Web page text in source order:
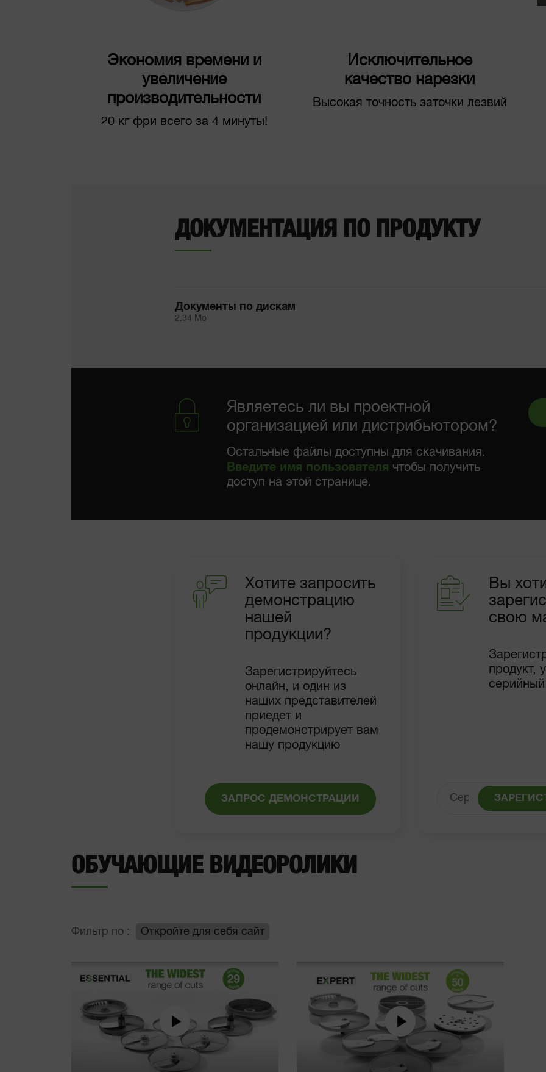
Экономия времени и
увеличение
производительности
20 кг фри всего за 4 минуты!
Исключительное
качество нарезки
Высокая точность заточки лезвий
ДОКУМЕНТАЦИЯ ПО ПРОДУКТУ
Документы по дискам
2.34 Mo
Являетесь ли вы проектной
организацией или дистрибьютором?
Остальные файлы доступны для скачивания.
Введите имя пользователя чтобы получить
доступ на этой странице.
Хотите запросить
демонстрацию
нашей
продукции?
Зарегистрируйтесь
онлайн, и один из
наших представителей
приедет и
продемонстрирует вам
нашу продукцию
ЗАПРОС ДЕМОНСТРАЦИИ
Вы
свою
продукт,
ОБУЧАЮЩИЕ ВИДЕОРОЛИКИ
Фильтр по : Откройте для себя сайт